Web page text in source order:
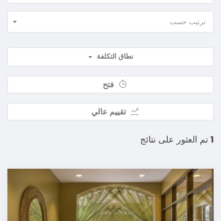
ترتيب حسب
نطاق التكلفة
فتح
تقييم عالي
1 تم العثور على نتائج